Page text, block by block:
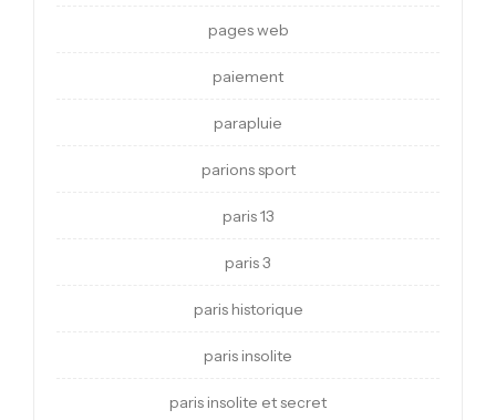
pages web
paiement
parapluie
parions sport
paris 13
paris 3
paris historique
paris insolite
paris insolite et secret